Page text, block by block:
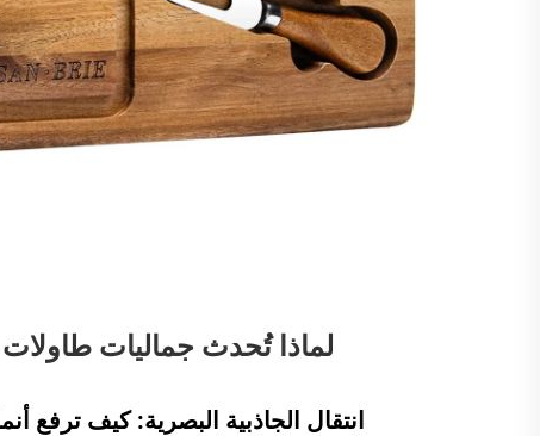
لماذا تُحدث جماليات طاولات
انتقال الجاذبية البصرية: كيف ترفع